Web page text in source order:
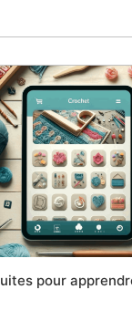
pour